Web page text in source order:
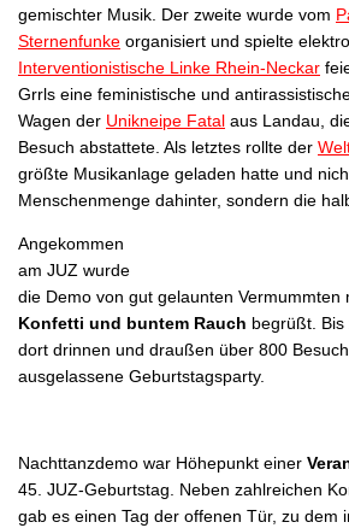
gemischter Musik. Der zweite wurde vom
Sternenfunke organisiert und spielte
Interventionistische Linke Rhein-Neckar
Grrls eine feministische und
Wagen der Unikneipe Fatal aus Landau,
Besuch abstattete. Als letztes rollte der
größte Musikanlage geladen hatte und
Menschenmenge dahinter, sondern die
Angekommen
am JUZ wurde
die Demo von gut gelaunten Vermummten
Konfetti und buntem Rauch begrüßt.
dort drinnen und draußen über 800
ausgelassene Geburtstagsparty.
Nachttanzdemo war Höhepunkt einer
45. JUZ-Geburtstag. Neben zahlreichen
gab es einen Tag der offenen Tür, zu dem